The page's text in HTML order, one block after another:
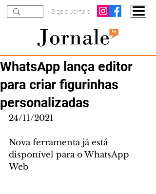
Siga o Jornale
WhatsApp lança editor
para criar figurinhas
personalizadas
24/11/2021
Nova ferramenta já está
disponível para o WhatsApp
Web